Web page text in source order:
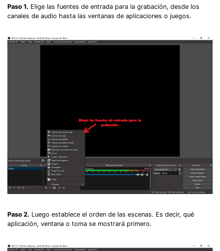
Paso 1. Elige las fuentes de entrada para la grabación, desde los
canales de audio hasta las ventanas de aplicaciones o juegos.
Paso 2. Luego establece el orden de las escenas. Es decir, qué
aplicación, ventana o toma se mostrará primero.